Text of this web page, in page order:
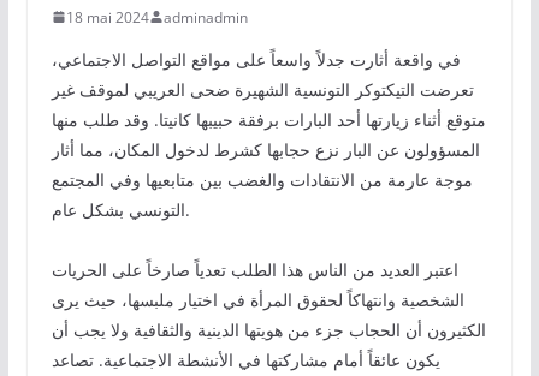
18 mai 2024 adminadmin
في واقعة أثارت جدلاً واسعاً على مواقع التواصل الاجتماعي،
تعرضت التيكتوكر التونسية الشهيرة ضحى العريبي لموقف غير
متوقع أثناء زيارتها أحد البارات برفقة حبيبها كانيتا. وقد طلب منها
المسؤولون عن البار نزع حجابها كشرط لدخول المكان، مما أثار
موجة عارمة من الانتقادات والغضب بين متابعيها وفي المجتمع
التونسي بشكل عام.
اعتبر العديد من الناس هذا الطلب تعدياً صارخاً على الحريات
الشخصية وانتهاكاً لحقوق المرأة في اختيار ملبسها، حيث يرى
الكثيرون أن الحجاب جزء من هويتها الدينية والثقافية ولا يجب أن
يكون عائقاً أمام مشاركتها في الأنشطة الاجتماعية. تصاعد